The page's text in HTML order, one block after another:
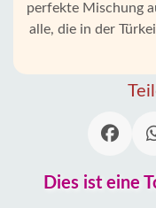
perfekte Mischung
alle, die in der
Dies ist eine